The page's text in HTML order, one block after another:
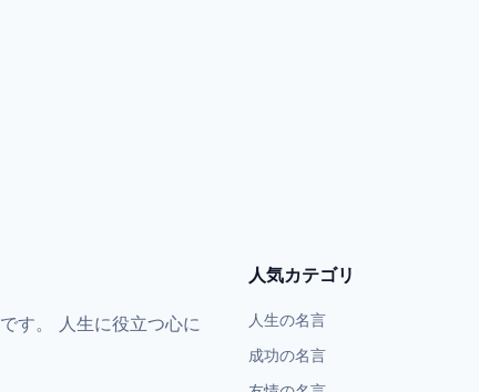
す。 人生に役立つ心に
人気カテゴリ
人生の名言
成功の名言